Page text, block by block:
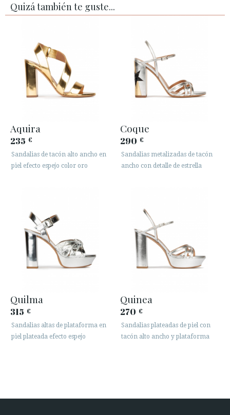
Quizá también te guste...
Aquira
235 €
Sandalias de tacón alto ancho en
piel efecto espejo color oro
Coque
290 €
Sandalias metalizadas de tacón
ancho con detalle de estrella
Quilma
315 €
Sandalias altas de plataforma en
piel plateada efecto espejo
Quinea
270 €
Sandalias plateadas de piel con
tacón alto ancho y plataforma